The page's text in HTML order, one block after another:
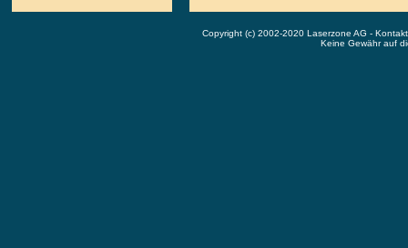
Copyright (c) 2002-2020 Laserzone AG -
Keine Gewähr auf